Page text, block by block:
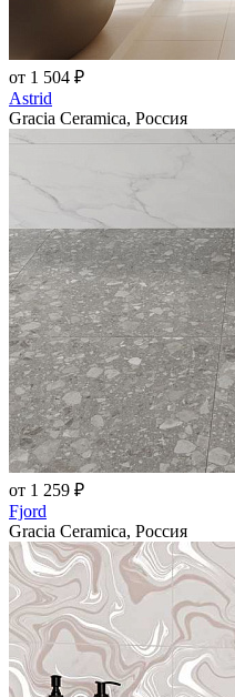
от 1 504 ₽
Astrid
Gracia Ceramica, Россия
от 1 259 ₽
Fjord
Gracia Ceramica, Россия